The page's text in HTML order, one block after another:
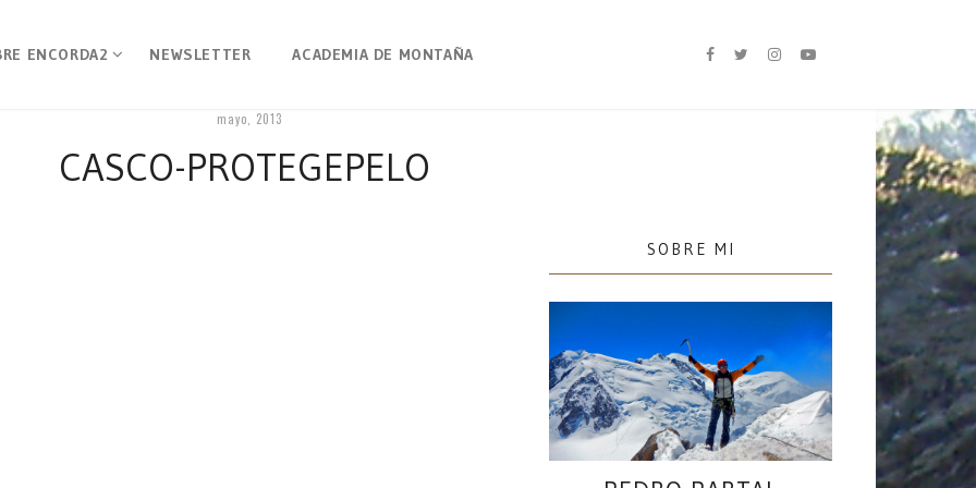
ENCORDA2 NEWSLETTER ACADEMIA DE MONTAÑA
mayo, 2013
CASCO-PROTEGEPELO
SOBRE MI